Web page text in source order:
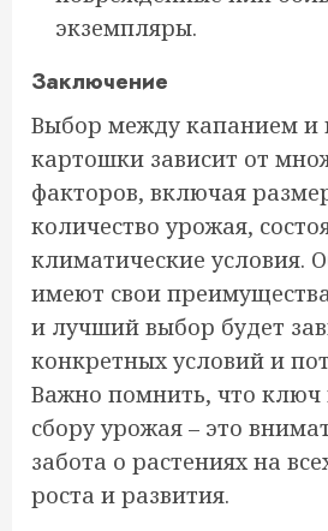
экземпляры.
Заключение
Выбор между капанием и
картошки зависит от
факторов, включая
количество урожая,
климатические условия.
имеют свои
и лучший выбор будет
конкретных условий и
Важно помнить, что
сбору урожая – это
забота о растениях на
роста и развития.